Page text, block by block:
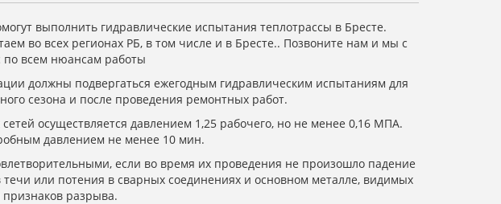
выполнить гидравлические испытания теплотрассы в Бресте.
во всех регионах РБ, в том числе и в Бресте.. Позвоните нам и мы с
по всем нюансам работы
должны подвергаться ежегодным гидравлическим испытаниям для
сезона и после проведения ремонтных работ.
осуществляется давлением 1,25 рабочего, но не менее 0,16 МПА.
давлением не менее 10 мин.
если во время их проведения не произошло падение
или потения в сварных соединениях и основном металле, видимых
разрыва.